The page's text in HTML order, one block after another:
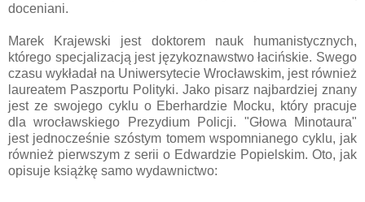
doceniani.
Marek Krajewski jest doktorem nauk humanistycznych,
którego specjalizacją jest językoznawstwo łacińskie. Swego
czasu wykładał na Uniwersytecie Wrocławskim, jest również
laureatem Paszportu Polityki. Jako pisarz najbardziej znany
jest ze swojego cyklu o Eberhardzie Mocku, który pracuje
dla wrocławskiego Prezydium Policji. "Głowa Minotaura"
jest jednocześnie szóstym tomem wspomnianego cyklu, jak
również pierwszym z serii o Edwardzie Popielskim. Oto, jak
opisuje książkę samo wydawnictwo: